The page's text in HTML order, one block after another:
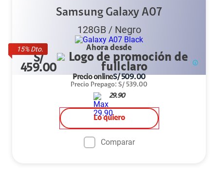
15% Dto.
Samsung Galaxy A07
128GB/ Negro
Ahora desde
S/
459.00
Precio onlineS/509.00
Precio Prepago: S/ 539.00
29.90
Lo quiero
Comparar